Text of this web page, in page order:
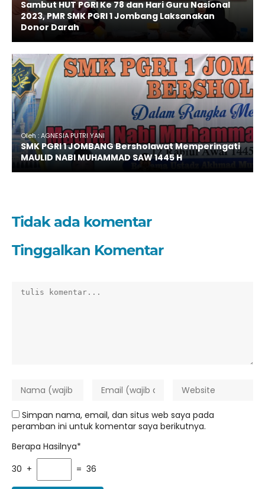
Sambut HUT PGRI Ke 78 dan Hari Guru Nasional
2023, PMR SMK PGRI 1 Jombang Laksanakan
Donor Darah
Oleh : AGNESIA PUTRI YANI
SMK PGRI 1 JOMBANG Bersholawat Memperingati
MAULID NABI MUHAMMAD SAW 1445 H
Tidak ada komentar
Tinggalkan Komentar
Simpan nama, email, dan situs web saya pada
peramban ini untuk komentar saya berikutnya.
Berapa Hasilnya*
30 +
= 36